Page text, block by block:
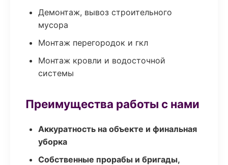
Демонтаж, вывоз строительного
мусора
Монтаж перегородок и гкл
Монтаж кровли и водосточной
системы
Преимущества работы с нами
Аккуратность на объекте и финальная
уборка
Собственные прорабы и бригады,